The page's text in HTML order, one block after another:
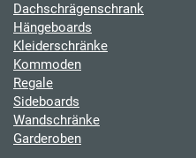
Dachschrägenschrank
Hängeboards
Kleiderschränke
Kommoden
Regale
Sideboards
Wandschränke
Garderoben